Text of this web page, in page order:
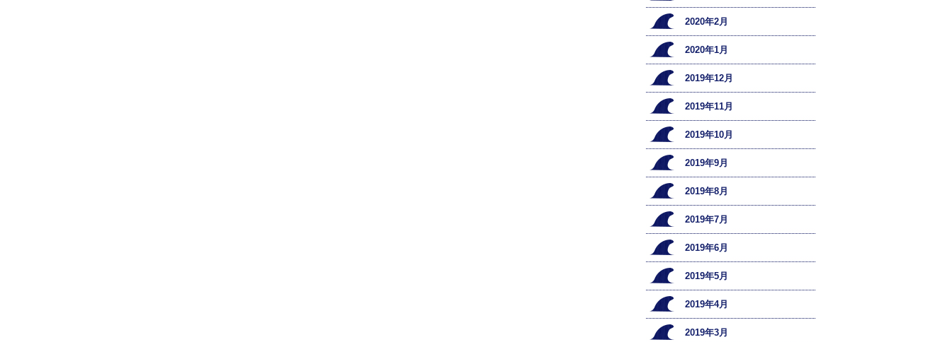
2020年2月
2020年1月
2019年12月
2019年11月
2019年10月
2019年9月
2019年8月
2019年7月
2019年6月
2019年5月
2019年4月
2019年3月